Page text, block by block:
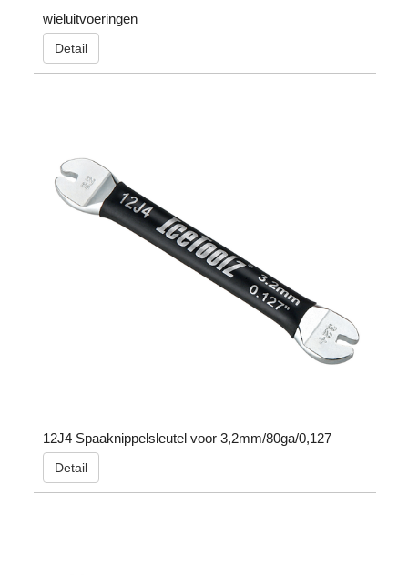
wieluitvoeringen
Detail
12J4 Spaaknippelsleutel voor 3,2mm/80ga/0,127
Detail